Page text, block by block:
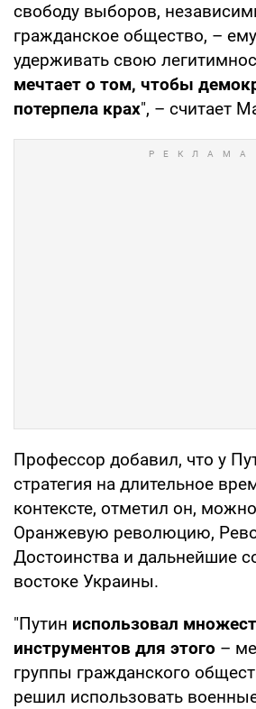
свободу выборов,
гражданское общество, –
удерживать свою
мечтает о том, чтобы
потерпела крах", – считает
Профессор добавил, что у
стратегия на длительное
контексте, отметил он,
Оранжевую революцию,
Достоинства и дальнейшие
востоке Украины.
"Путин использовал
инструментов для этого –
группы гражданского
решил использовать